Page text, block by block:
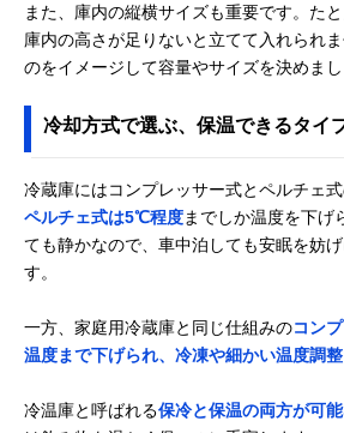
また、庫内の縦横サイズも重要です。た
庫内の高さが足りないと立てて入れられ
のをイメージして容量やサイズを決めまし
冷却方式で選ぶ、保温できるタイ
冷蔵庫にはコンプレッサー式とペルチェ式
ペルチェ式は5℃程度までしか温度を下げ
ても静かなので、車中泊しても安眠を妨
す。
一方、家庭用冷蔵庫と同じ仕組みのコン
温度まで下げられ、冷凍や細かい温度調
冷温庫と呼ばれる保冷と保温の両方が可